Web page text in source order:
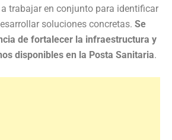
trabajar en conjunto para identificar
soluciones concretas. Se
de fortalecer la infraestructura y
disponibles en la Posta Sanitaria.